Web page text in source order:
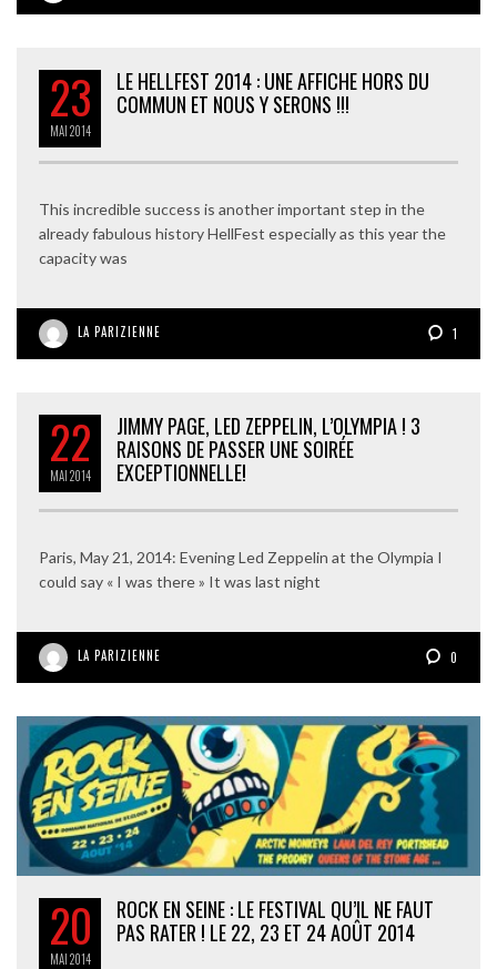
23
MAI2014
LE HELLFEST 2014 : UNE AFFICHE HORS DU
COMMUN ET NOUS Y SERONS !!!
This incredible success is another important step in the
already fabulous history HellFest especially as this year the
capacity was
LA PARIZIENNE 1
22
MAI2014
JIMMY PAGE, LED ZEPPELIN, L’OLYMPIA ! 3
RAISONS DE PASSER UNE SOIRÉE
EXCEPTIONNELLE!
Paris, May 21, 2014: Evening Led Zeppelin at the Olympia I
could say « I was there » It was last night
LA PARIZIENNE 0
20
MAI2014
ROCK EN SEINE : LE FESTIVAL QU’IL NE FAUT
PAS RATER ! LE 22, 23 ET 24 AOÛT 2014